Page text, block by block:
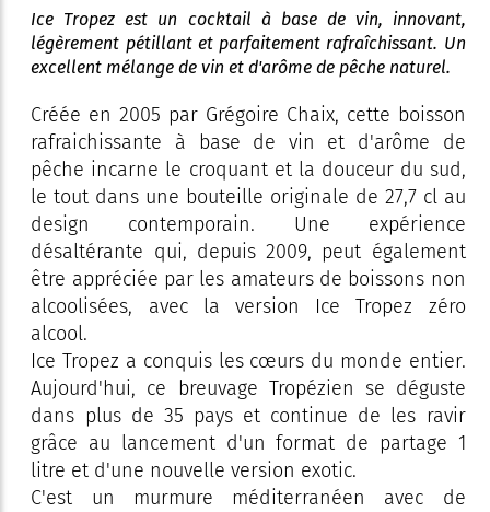
Ice Tropez est un cocktail à base de vin, innovant,
légèrement pétillant et parfaitement rafraîchissant. Un
excellent mélange de vin et d'arôme de pêche naturel.
Créée en 2005 par Grégoire Chaix, cette boisson
rafraichissante à base de vin et d'arôme de
pêche incarne le croquant et la douceur du sud,
le tout dans une bouteille originale de 27,7 cl au
design contemporain. Une expérience
désaltérante qui, depuis 2009, peut également
être appréciée par les amateurs de boissons non
alcoolisées, avec la version Ice Tropez zéro
alcool.
Ice Tropez a conquis les cœurs du monde entier.
Aujourd'hui, ce breuvage Tropézien se déguste
dans plus de 35 pays et continue de les ravir
grâce au lancement d'un format de partage 1
litre et d'une nouvelle version exotic.
C'est un murmure méditerranéen avec de